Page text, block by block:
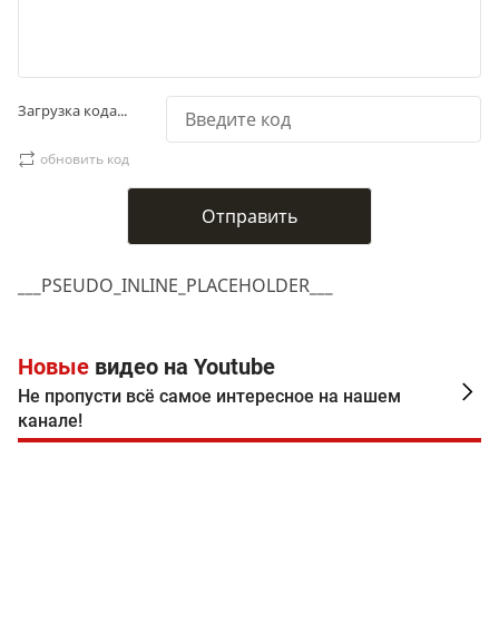
___PSEUDO_INLINE_PLACEHOLDER___
Загрузка кода...
обновить код
Новые видео на Youtube
Не пропусти всё самое интересное на нашем
канале!